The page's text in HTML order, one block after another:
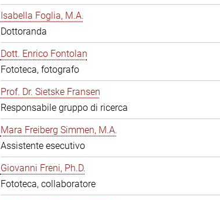
Isabella Foglia, M.A.
Dottoranda
Dott. Enrico Fontolan
Fototeca, fotografo
Prof. Dr. Sietske Fransen
Responsabile gruppo di ricerca
Mara Freiberg Simmen, M.A.
Assistente esecutivo
Giovanni Freni, Ph.D.
Fototeca, collaboratore